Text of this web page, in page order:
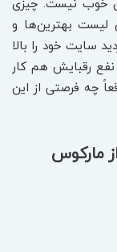
لیست‌ بهترین‌ها و
سایت خود را بالا
رقبایش هم کار
چه فرصتی از این
مارکوس